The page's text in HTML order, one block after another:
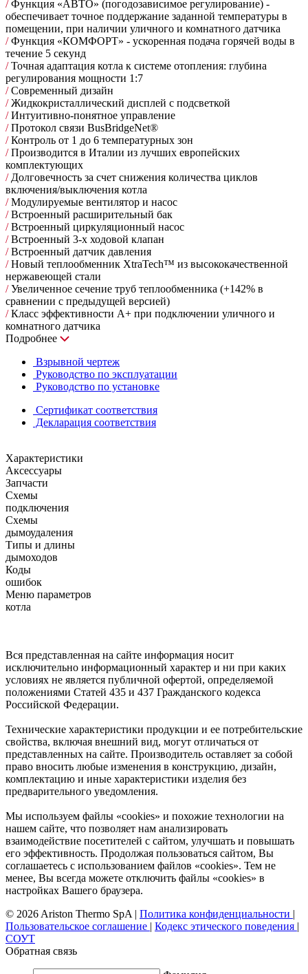
/Функция «АВТО» (погодозависимое регулирование) -
обеспечивает точное поддержание заданной температуры в
помещении, при наличии уличного и комнатного датчика
/Функция «КОМФОРТ» - ускоренная подача горячей воды в
течение 5 секунд
/Точная адаптация котла к системе отопления: глубина
регулирования мощности 1:7
/Современный дизайн
/Жидкокристаллический дисплей с подсветкой
/Интуитивно-понятное управление
/Протокол связи BusBridgeNet®
/Контроль от 1 до 6 температурных зон
/Производится в Италии из лучших европейских
комплектующих
/Долговечность за счет снижения количества циклов
включения/выключения котла
/Модулируемые вентилятор и насос
/Встроенный расширительный бак
/Встроенный циркуляционный насос
/Встроенный 3-х ходовой клапан
/Встроенный датчик давления
/Новый теплообменник XtraTech™ из высококачественной
нержавеющей стали
/Увеличенное сечение труб теплообменника (+142% в
сравнении с предыдущей версией)
/Класс эффективности А+ при подключении уличного и
комнатного датчика
Подробнее
Взрывной чертеж
Руководство по эксплуатации
Руководство по установке
Сертификат соответствия
Декларация соответствия
Характеристики
Аксессуары
Запчасти
Схемы
подключения
Схемы
дымоудаления
Типы и длины
дымоходов
Коды
ошибок
Меню параметров
котла
Вся представленная на сайте информация носит
исключительно информационный характер и ни при каких
условиях не является публичной офертой, определяемой
положениями Статей 435 и 437 Гражданского кодекса
Российской Федерации.
Технические характеристики продукции и ее потребительские
свойства, включая внешний вид, могут отличаться от
представленных на сайте. Производитель оставляет за собой
право вносить любые изменения в конструкцию, дизайн,
комплектацию и иные характеристики изделия без
предварительного уведомления.
Мы используем файлы «cookies» и похожие технологии на
нашем сайте, что позволяет нам анализировать
взаимодействие посетителей с сайтом, улучшать и повышать
его эффективность. Продолжая пользоваться сайтом, Вы
соглашаетесь с использованием файлов «cookies». Тем не
менее, Вы всегда можете отключить файлы «cookies» в
настройках Вашего браузера.
© 2026 Ariston Thermo SpA | Политика конфиденциальности |
Пользовательское соглашение | Кодекс этического поведения |
СОУТ
Обратная связь